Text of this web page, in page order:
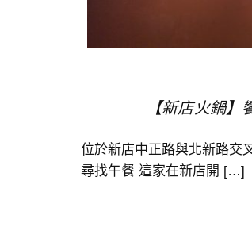
【新店火鍋
位於新店中正路與北新路交
尋找午餐 這家在新店開 […]